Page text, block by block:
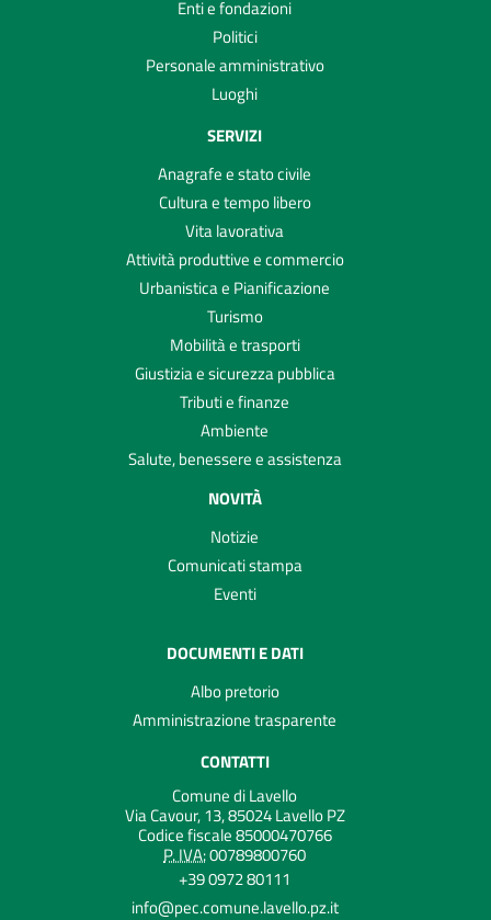
Enti e fondazioni
Politici
Personale amministrativo
Luoghi
SERVIZI
Anagrafe e stato civile
Cultura e tempo libero
Vita lavorativa
Attività produttive e commercio
Urbanistica e Pianificazione
Turismo
Mobilità e trasporti
Giustizia e sicurezza pubblica
Tributi e finanze
Ambiente
Salute, benessere e assistenza
NOVITÀ
Notizie
Comunicati stampa
Eventi
DOCUMENTI E DATI
Albo pretorio
Amministrazione trasparente
CONTATTI
Comune di Lavello
Via Cavour, 13, 85024 Lavello PZ
Codice fiscale 85000470766
P. IVA:00789800760
+39 0972 80111
info@pec.comune.lavello.pz.it